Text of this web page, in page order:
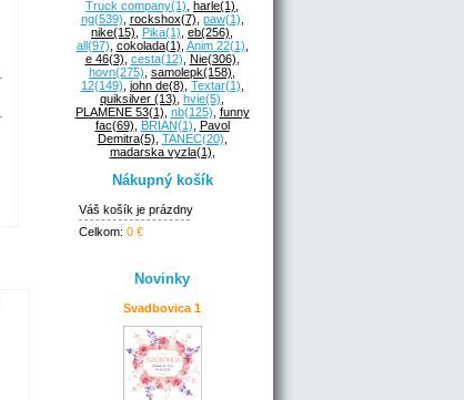
Truck company(1) harle(1)
ng(539) rockshox(7) paw(1)
nike(15) Pika(1) eb(256)
all(97) cokolada(1) Anim 22(1)
e 46(3) cesta(12) Nie(306)
hovn(275) samolepk(158)
12(149) john de(8) Textar(1)
quiksilver (13) hvie(5)
PLAMENE 53(1) nb(125) funny
fac(69) BRIAN(1) Pavol
Demitra(5) TANEC(20)
madarska vyzla(1)
Nákupný košík
Váš košík je prázdny
Celkom: 0 €
Novinky
Svadbovica 1